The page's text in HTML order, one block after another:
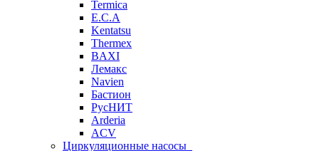
Termica
E.C.A
Kentatsu
Thermex
BAXI
Лемакс
Navien
Бастион
РусНИТ
Arderia
ACV
Циркуляционные насосы